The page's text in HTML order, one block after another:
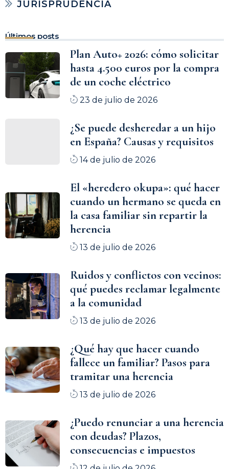
JURISPRUDENCIA
Últimos posts
Plan Auto+ 2026: cómo solicitar
hasta 4.500 euros por la compra
de un coche eléctrico
23 de julio de 2026
¿Se puede desheredar a un hijo
en España? Causas y requisitos
14 de julio de 2026
El «heredero okupa»: qué hacer
cuando un hermano se queda en
la casa familiar sin repartir la
herencia
13 de julio de 2026
Ruidos y conflictos con vecinos:
qué puedes reclamar legalmente
a la comunidad
13 de julio de 2026
¿Qué hay que hacer cuando
fallece un familiar? Pasos para
tramitar una herencia
13 de julio de 2026
¿Puedo renunciar a una herencia
con deudas? Plazos,
consecuencias e impuestos